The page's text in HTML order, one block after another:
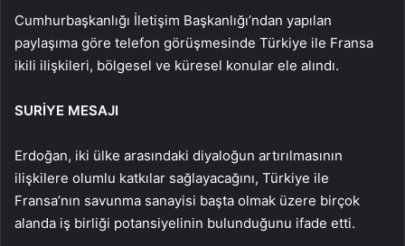
Cumhurbaşkanlığı İletişim Başkanlığı’ndan yapılan
paylaşıma göre telefon görüşmesinde Türkiye ile Fransa
ikili ilişkileri, bölgesel ve küresel konular ele alındı.
SURİYE MESAJI
Erdoğan, iki ülke arasındaki diyaloğun artırılmasının
ilişkilere olumlu katkılar sağlayacağını, Türkiye ile
Fransa’nın savunma sanayisi başta olmak üzere birçok
alanda iş birliği potansiyelinin bulunduğunu ifade etti.